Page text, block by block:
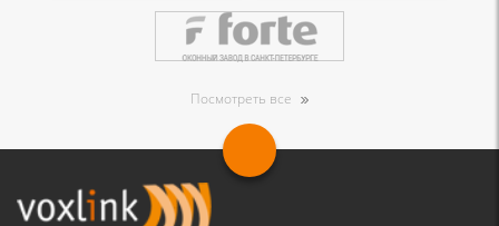
Посмотреть все